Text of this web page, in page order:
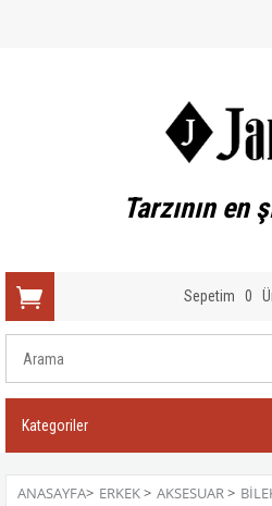
Tarzının en
Sepetim 0
Kategoriler
ANASAYFA> ERKEK> AKSESUAR>